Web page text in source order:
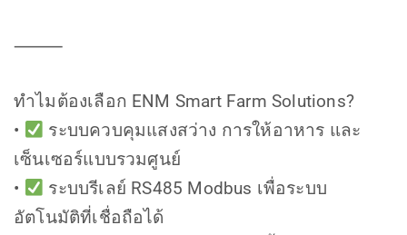
⸻
ทำไมต้องเลือก ENM Smart Farm Solutions?
•
ระบบควบคุมแสงสว่าง การให้อาหาร และ
เซ็นเซอร์แบบรวมศูนย์
•
ระบบรีเลย์ RS485 Modbus เพื่อระบบ
อัตโนมัติที่เชื่อถือได้